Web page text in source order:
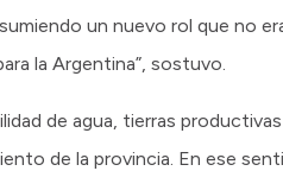
un nuevo rol que no
la Argentina”, sostuvo.
de agua, tierras
de la provincia. En ese